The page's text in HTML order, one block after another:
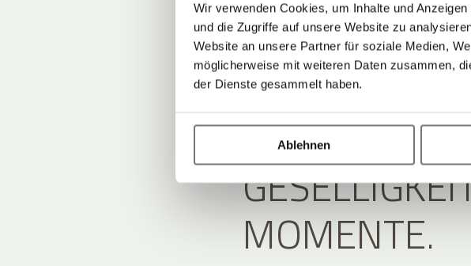
Wir verwenden Cookies, um Inhalte und
und die Zugriffe auf unsere Website zu
Website an unsere Partner für soziale Medien,
möglicherweise mit weiteren Daten zusammen,
der Dienste gesammelt haben.
Ablehnen
EINE
ALLES UM
MOMENTE.